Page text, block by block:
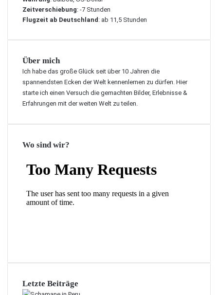
Zeitverschiebung: -7 Stunden
Flugzeit ab Deutschland : ab 11,5 Stunden
Über mich
Ich habe das große Glück seit über 10 Jahren die
spannendsten Ecken der Welt kennenlernen zu dürfen. Hier
starte ich einen Versuch die gemachten Bilder, Erlebnisse &
Erfahrungen mit der weiten Welt zu teilen.
Wo sind wir?
Letzte Beiträge